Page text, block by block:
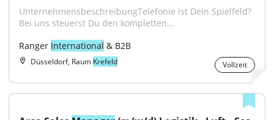
UnternehmensbeschreibungTelefonie ist Dein Spielfeld?
Bei uns steuerst Du den kompletten...
Ranger International & B2B
Düsseldorf, Raum Krefeld Vollzeit